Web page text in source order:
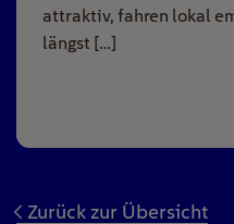
attraktiv, fahren lokal
längst […]
Zurück zur Übersicht